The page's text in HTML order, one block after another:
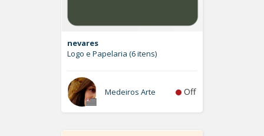
nevares
Logo e Papelaria (6 itens)
Medeiros Arte Off